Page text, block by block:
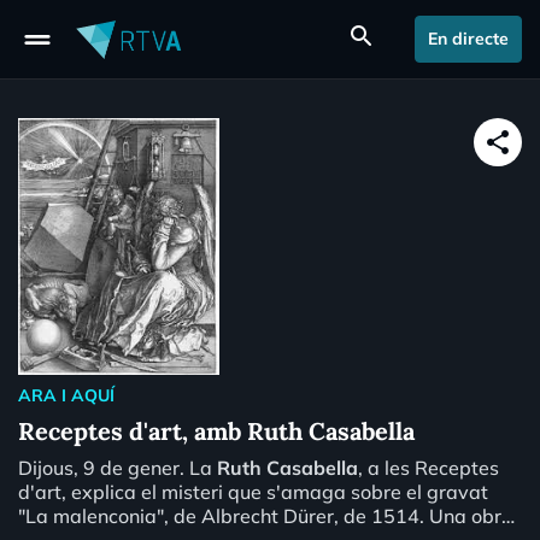
drag_handle search En directe
share
ARA I AQUÍ
Receptes d'art, amb Ruth Casabella
Dijous, 9 de gener. La Ruth Casabella, a les Receptes
d'art, explica el misteri que s'amaga sobre el gravat
"La malenconia", de Albrecht Dürer, de 1514. Una obre